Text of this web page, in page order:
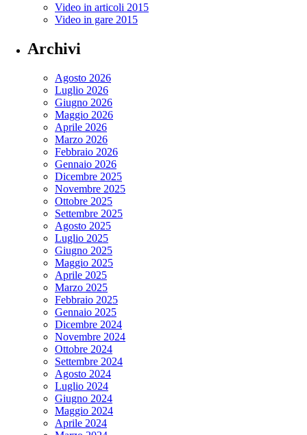
Video in articoli 2015
Video in gare 2015
Archivi
Agosto 2026
Luglio 2026
Giugno 2026
Maggio 2026
Aprile 2026
Marzo 2026
Febbraio 2026
Gennaio 2026
Dicembre 2025
Novembre 2025
Ottobre 2025
Settembre 2025
Agosto 2025
Luglio 2025
Giugno 2025
Maggio 2025
Aprile 2025
Marzo 2025
Febbraio 2025
Gennaio 2025
Dicembre 2024
Novembre 2024
Ottobre 2024
Settembre 2024
Agosto 2024
Luglio 2024
Giugno 2024
Maggio 2024
Aprile 2024